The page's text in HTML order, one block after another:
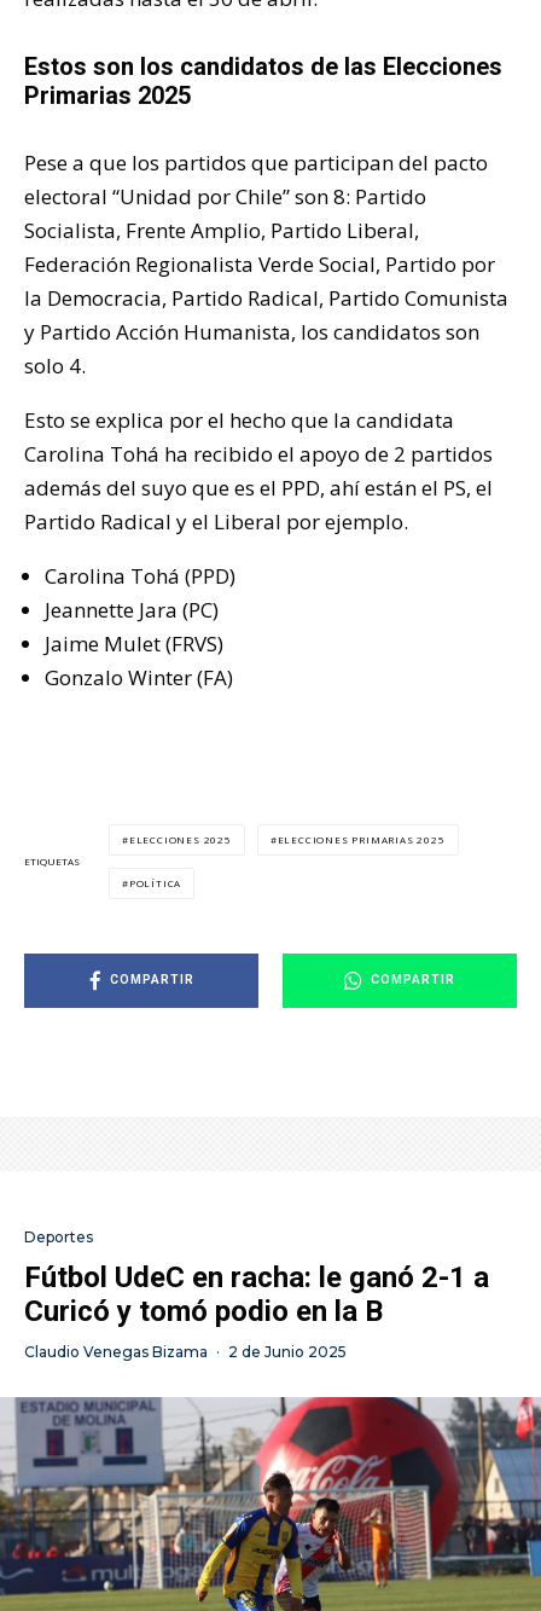
Estos son los candidatos de las Elecciones
Primarias 2025
Pese a que los partidos que participan del pacto
electoral “Unidad por Chile” son 8: Partido
Socialista, Frente Amplio, Partido Liberal,
Federación Regionalista Verde Social, Partido por
la Democracia, Partido Radical, Partido Comunista
y Partido Acción Humanista, los candidatos son
solo 4.
Esto se explica por el hecho que la candidata
Carolina Tohá ha recibido el apoyo de 2 partidos
además del suyo que es el PPD, ahí están el PS, el
Partido Radical y el Liberal por ejemplo.
Carolina Tohá (PPD)
Jeannette Jara (PC)
Jaime Mulet (FRVS)
Gonzalo Winter (FA)
ETIQUETAS
ELECCIONES 2025 ELECCIONES PRIMARIAS 2025
POLÍTICA
COMPARTIR COMPARTIR
Deportes
Fútbol UdeC en racha: le ganó 2-1 a
Curicó y tomó podio en la B
Claudio Venegas Bizama · 2 de Junio 2025